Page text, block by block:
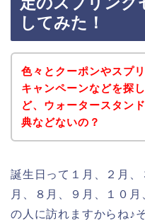
してみた！
色々とクーポンやスプ
キャンペーンなどを探
ど、ウォータースタン
典などないの？
誕生日って１月、２月、
月、８月、９月、１０
の人に訪れますからね♪